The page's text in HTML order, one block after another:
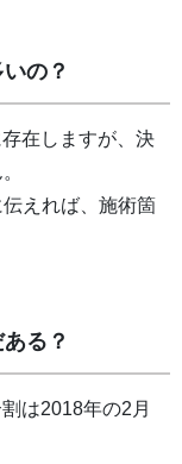
の？
在しますが、決
えれば、施術箇
る？
は2018年の2月